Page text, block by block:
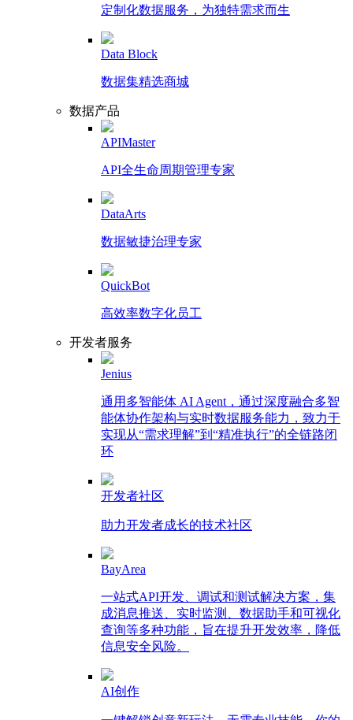
定制化数据服务，为独特需求而生
Data Block
数据集精选商城
数据产品
APIMaster
API全生命周期管理专家
DataArts
数据敏捷治理专家
QuickBot
高效率数字化员工
开发者服务
Jenius
通用多智能体 AI Agent，通过深度融合多智
能体协作架构与实时数据服务能力，致力于
实现从“需求理解”到“精准执行”的全链路闭
环
开发者社区
助力开发者成长的技术社区
BayArea
一站式API开发、调试和测试解决方案，集
成消息推送、实时监测、数据助手和可视化
查询等多种功能，旨在提升开发效率，降低
信息安全风险。
AI创作